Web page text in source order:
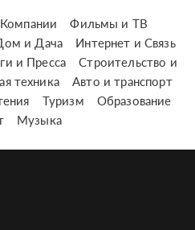
Компании
Фильмы и ТВ
и Дача
Интернет и Связь
и Пресса
Строительство и
техника
Авто и транспорт
Туризм
Образование
Музыка